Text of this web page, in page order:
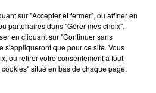
sur "Accepter et fermer", ou affiner en
partenaires dans "Gérer mes choix".
en cliquant sur "Continuer sans
s'appliqueront que pour ce site. Vous
ou retirer votre consentement à tout
situé en bas de chaque page.